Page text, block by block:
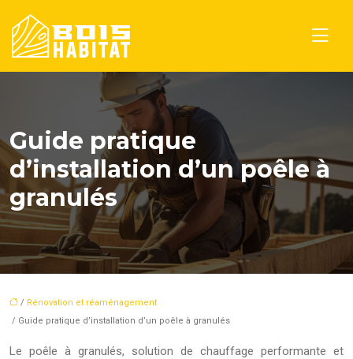
Guide pratique
d’installation d’un poêle à
granulés
/ Rénovation et réaménagement
/ Guide pratique d’installation d’un poêle à granulés
Le poêle à granulés, solution de chauffage performante et